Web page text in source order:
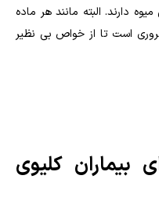
دارند. البته مانند هر ماده
است تا از خواص بی نظیر
بیماران کلیوی